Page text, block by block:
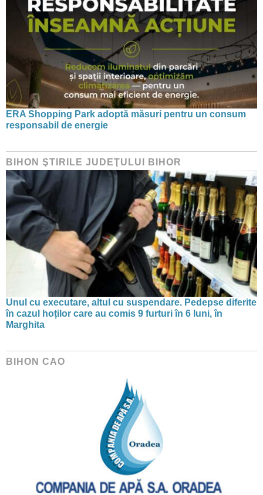
ERA Shopping Park adoptă măsuri pentru un consum
responsabil de energie
BIHON ŞTIRILE JUDEŢULUI BIHOR
Unul cu executare, altul cu suspendare. Pedepse diferite
în cazul hoților care au comis 9 furturi în 6 luni, în
Marghita
BIHON CAO